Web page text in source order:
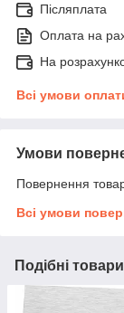
Післяплата
Оплата на
На
Всі умови
Умови
Повернення
Всі умови
Подібні